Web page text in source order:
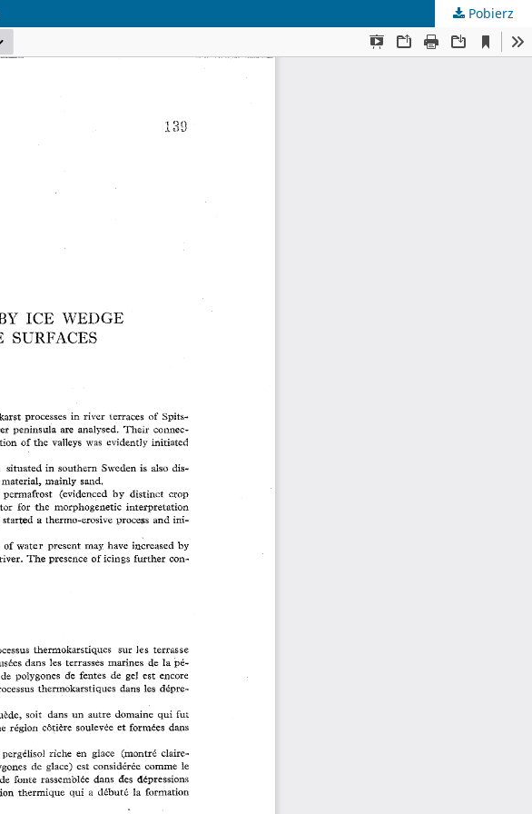
Pobierz